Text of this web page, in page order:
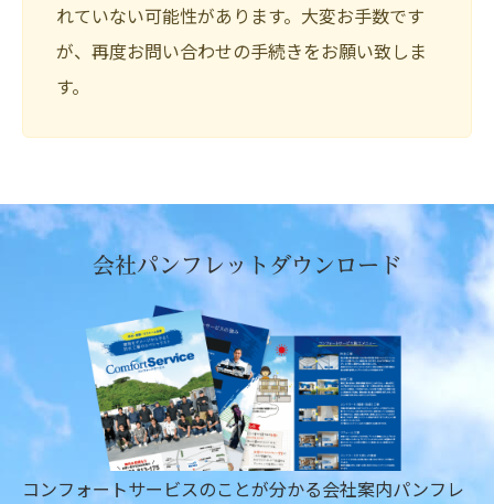
れていない可能性があります。大変お手数です
が、再度お問い合わせの手続きをお願い致しま
す。
会社パンフレットダウンロード
コンフォートサービスのことが分かる会社案内パンフレ